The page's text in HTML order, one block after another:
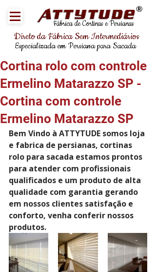
Fábrica de Cortinas e Persianas
®
Direto da Fábrica Sem Intermediários
Especializada em Persiana para Sacada
Cortina rolo com controle
Ermelino Matarazzo SP -
Cortina com controle
Ermelino Matarazzo SP
Bem Vindo à ATTYTUDE somos loja
e fabrica de persianas, cortinas
rolo para sacada estamos prontos
para atender com profissionais
qualificados e um produto de alta
qualidade com garantia gerando
em nossos clientes satisfação e
conforto, venha conferir nossos
produtos.